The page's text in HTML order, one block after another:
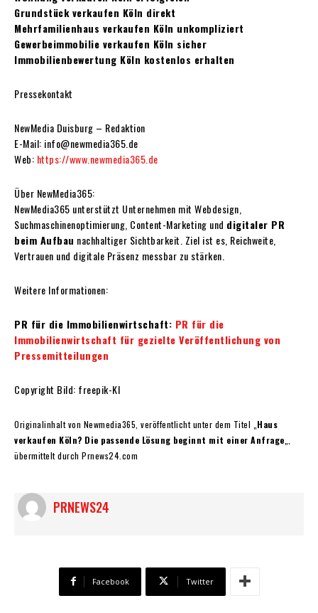
Grundstück verkaufen Köln direkt
Mehrfamilienhaus verkaufen Köln unkompliziert
Gewerbeimmobilie verkaufen Köln sicher
Immobilienbewertung Köln kostenlos erhalten
Pressekontakt
NewMedia Duisburg – Redaktion
E-Mail: info@newmedia365.de
Web: https://www.newmedia365.de
Über NewMedia365:
NewMedia365 unterstützt Unternehmen mit Webdesign,
Suchmaschinenoptimierung, Content-Marketing und digitaler PR
beim Aufbau nachhaltiger Sichtbarkeit. Ziel ist es, Reichweite,
Vertrauen und digitale Präsenz messbar zu stärken.
Weitere Informationen:
PR für die Immobilienwirtschaft: PR für die
Immobilienwirtschaft für gezielte Veröffentlichung von
Pressemitteilungen
Copyright Bild: freepik-KI
Originalinhalt von Newmedia365, veröffentlicht unter dem Titel „ Haus
verkaufen Köln? Die passende Lösung beginnt mit einer Anfrage
übermittelt durch Prnews24.com
PRNEWS24
Facebook Twitter